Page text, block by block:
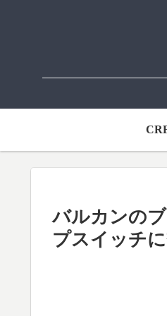
バルカンの
プスイッチ